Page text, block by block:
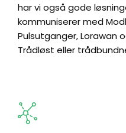
har vi også gode
kommuniserer med
Pulsutganger, Lorawan
Trådløst eller